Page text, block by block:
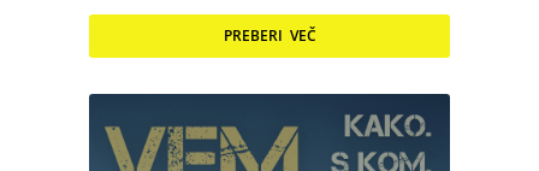
PREBERI VEČ